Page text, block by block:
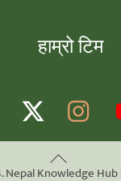
हाम्रो टिम
Back
Knowledge Hub